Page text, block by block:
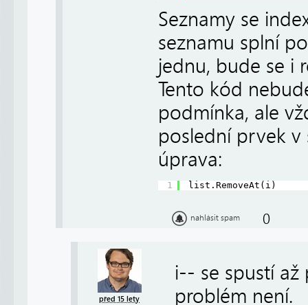
Seznamy se
seznamu splní
jednu, bude se i
Tento kód
podmínka, ale
poslední prvek v
úprava:
1 list.RemoveAt(i)
nahlásit spam 0
před 15 lety
i-- se spustí
problém není.